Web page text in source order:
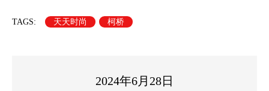
TAGS: 天天时尚 柯桥
2024年6月28日